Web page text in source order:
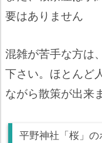
要はありません
混雑が苦手な方は
下さい。ほとんど
ながら散策が出来
平野神社「桜」の